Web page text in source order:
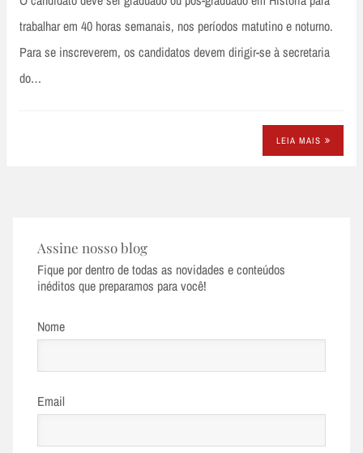
trabalhar em 40 horas semanais, nos períodos matutino e noturno.
Para se inscreverem, os candidatos devem dirigir-se à secretaria
do…
LEIA MAIS
Assine nosso blog
Fique por dentro de todas as novidades e conteúdos
inéditos que preparamos para você!
Nome
Email